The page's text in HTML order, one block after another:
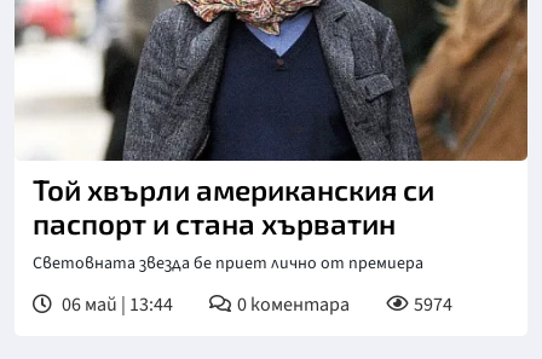
Той хвърли американския си
паспорт и стана хърватин
Световната звезда бе приет лично от премиера
06 май | 13:44 0коментара 5974